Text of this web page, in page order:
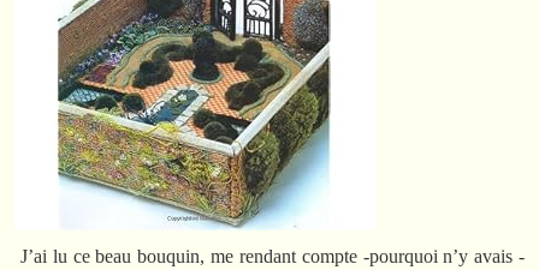
J’ai lu ce beau bouquin, me rendant compte -pourquoi n’y avais -